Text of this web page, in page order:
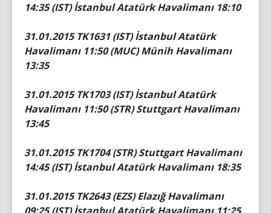
14:35 (IST) İstanbul Atatürk Havalimanı 18:10
31.01.2015 TK1631 (IST) İstanbul Atatürk
Havalimanı 11:50 (MUC) Münih Havalimanı
13:35
31.01.2015 TK1703 (IST) İstanbul Atatürk
Havalimanı 11:50 (STR) Stuttgart Havalimanı
13:45
31.01.2015 TK1704 (STR) Stuttgart Havalimanı
14:45 (IST) İstanbul Atatürk Havalimanı 18:35
31.01.2015 TK2643 (EZS) Elazığ Havalimanı